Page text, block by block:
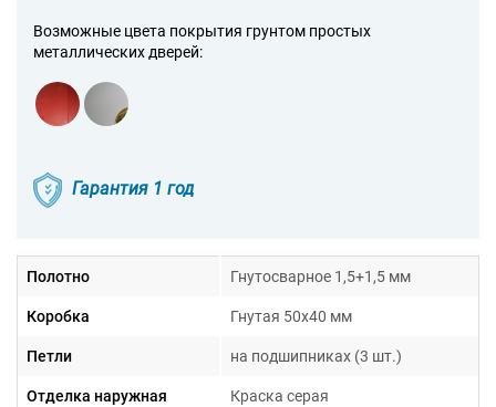
Возможные цвета покрытия грунтом простых
металлических дверей:
Гарантия 1 год
Полотно Гнутосварное 1,5+1,5 мм
Коробка Гнутая 50х40 мм
Петли на подшипниках (3 шт.)
Отделка наружная Краска серая